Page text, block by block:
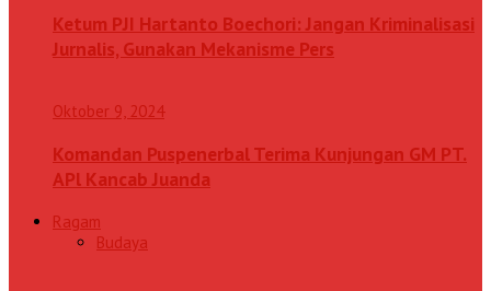
Ketum PJI Hartanto Boechori: Jangan Kriminalisasi
Jurnalis, Gunakan Mekanisme Pers
Oktober 9, 2024
Komandan Puspenerbal Terima Kunjungan GM PT.
APl Kancab Juanda
Ragam
Budaya